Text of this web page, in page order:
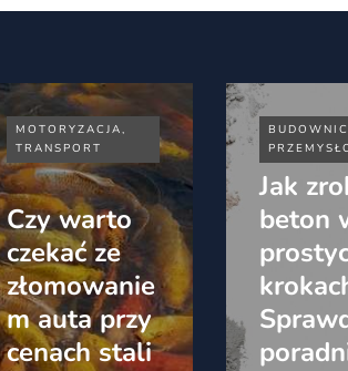
MOTORYZACJA,
TRANSPORT
Czy warto
czekać ze
złomowanie
m auta przy
cenach stali
MOTORYZACJA,
TRANSPORT
a prawo
jazdy:
DMC
Jak
beton